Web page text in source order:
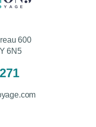
600
6N5